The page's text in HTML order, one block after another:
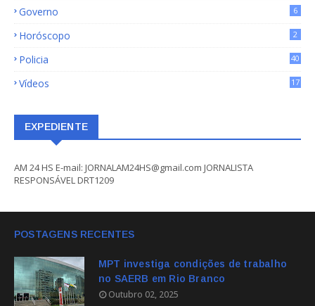
Governo 6
Horóscopo 2
Policia 40
Vídeos 17
EXPEDIENTE
AM 24 HS E-mail: JORNALAM24HS@gmail.com JORNALISTA
RESPONSÁVEL DRT1209
POSTAGENS RECENTES
MPT investiga condições de trabalho
no SAERB em Rio Branco
Outubro 02, 2025